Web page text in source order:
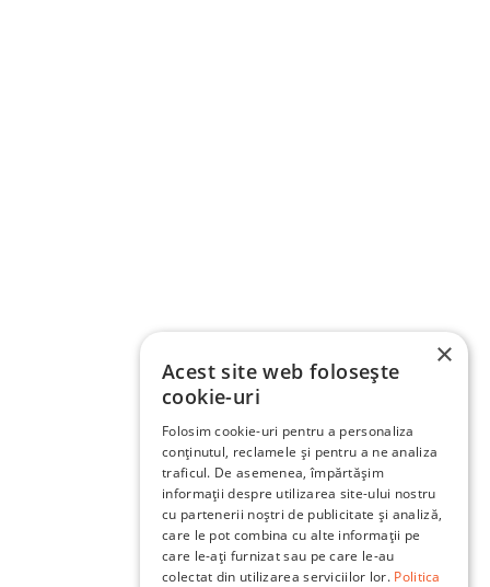
×
Acest site web folosește
cookie-uri
Folosim cookie-uri pentru a personaliza
conținutul, reclamele și pentru a ne analiza
traficul. De asemenea, împărtășim
informații despre utilizarea site-ului nostru
cu partenerii noștri de publicitate și analiză,
care le pot combina cu alte informații pe
care le-ați furnizat sau pe care le-au
colectat din utilizarea serviciilor lor. Politica